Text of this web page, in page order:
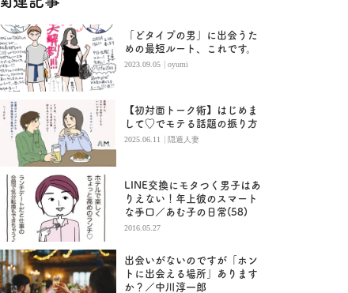
「どタイプの男」に出会うた
めの最短ルート、これです。
2023.09.05 | oyumi
【初対面トーク術】はじめま
して♡でモテる話題の振り方
2025.06.11 | 隠遁人妻
LINE交換にモタつく男子はあ
りえない！年上彼のスマート
な手口／あむ子の日常(58)
2016.05.27
出会いがないのですが「ホン
トに出会える場所」あります
か？／中川淳一郎